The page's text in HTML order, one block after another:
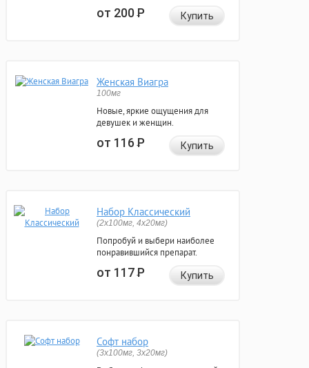
от 200Р Купить
Женская Виагра
100мг
Новые, яркие ощущения для
девушек и женщин.
от 116Р Купить
Набор Классический
(2x100мг, 4x20мг)
Попробуй и выбери наиболее
понравившийся препарат.
от 117Р Купить
Софт набор
(3x100мг, 3x20мг)